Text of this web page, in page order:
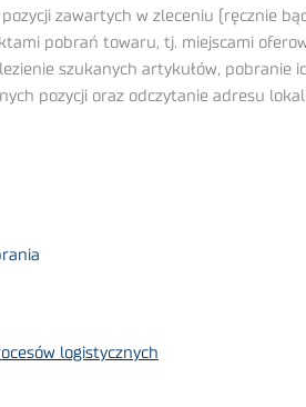
zawartych w zleceniu (ręcznie
pobrań towaru, tj. miejscami
szukanych artykułów, pobranie
pozycji oraz odczytanie adresu
logistycznych